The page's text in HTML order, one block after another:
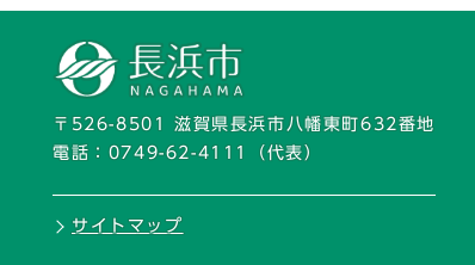
〒526-8501 滋賀県長浜市八幡東町632番地
電話： 0749-62-4111 （代表）
サイトマップ